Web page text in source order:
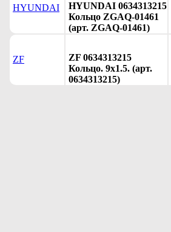
HYUNDAI
HYUNDAI 0634313215
Кольцо ZGAQ-01461
(арт. ZGAQ-01461)
ZF
ZF 0634313215
Кольцо. 9х1.5. (арт.
0634313215)